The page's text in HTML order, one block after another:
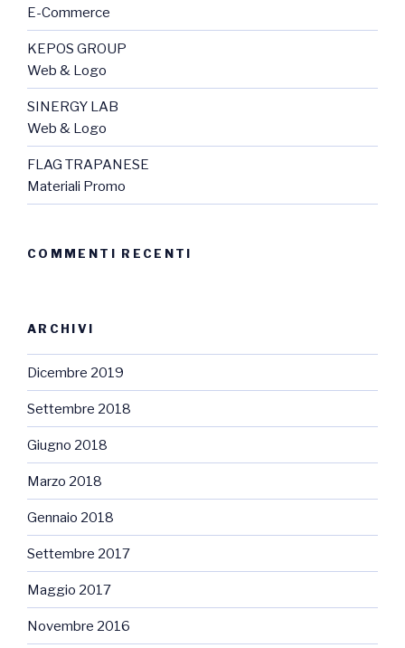
E-Commerce
KEPOS GROUP
Web & Logo
SINERGY LAB
Web & Logo
FLAG TRAPANESE
Materiali Promo
COMMENTI RECENTI
ARCHIVI
Dicembre 2019
Settembre 2018
Giugno 2018
Marzo 2018
Gennaio 2018
Settembre 2017
Maggio 2017
Novembre 2016